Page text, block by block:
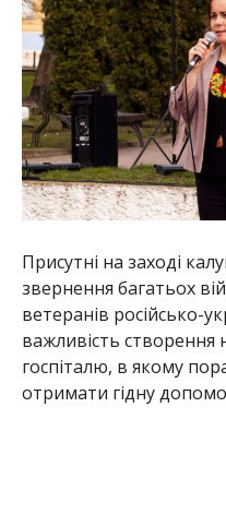
Присутні на заході
звернення багатьох
ветеранів російсько-
важливість створення
госпіталю, в якому
отримати гідну